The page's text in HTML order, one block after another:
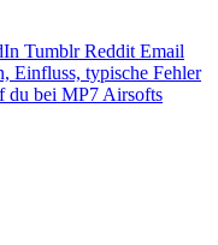
Tumblr Reddit Email
Einfluss, typische Fehler
du bei MP7 Airsofts